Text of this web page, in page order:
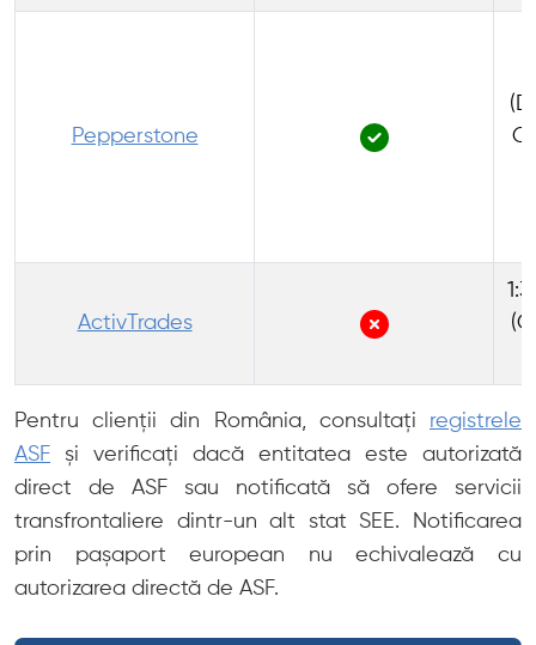
Pepperstone
ActivTrades
Pentru clienții din România, consultați registrele
ASF și verificați dacă entitatea este autorizată
direct de ASF sau notificată să ofere servicii
transfrontaliere dintr-un alt stat SEE. Notificarea
prin pașaport european nu echivalează cu
autorizarea directă de ASF.